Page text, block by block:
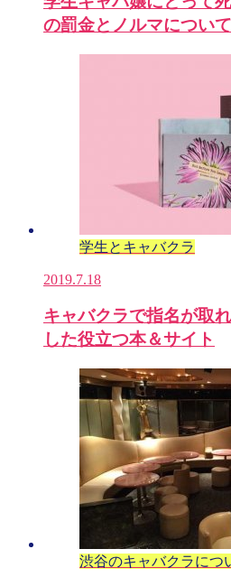
の罰金とノルマについて
学生とキャバクラ
2019.7.18
キャバクラで指名が取
した役立つ本＆サイト
渋谷のキャバクラにつ